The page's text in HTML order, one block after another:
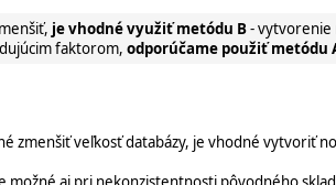
je vhodné využiť metódu B- vytvorenie
faktorom, odporúčame použiť metódu
zmenšiť veľkosť databázy, je vhodné vytvoriť